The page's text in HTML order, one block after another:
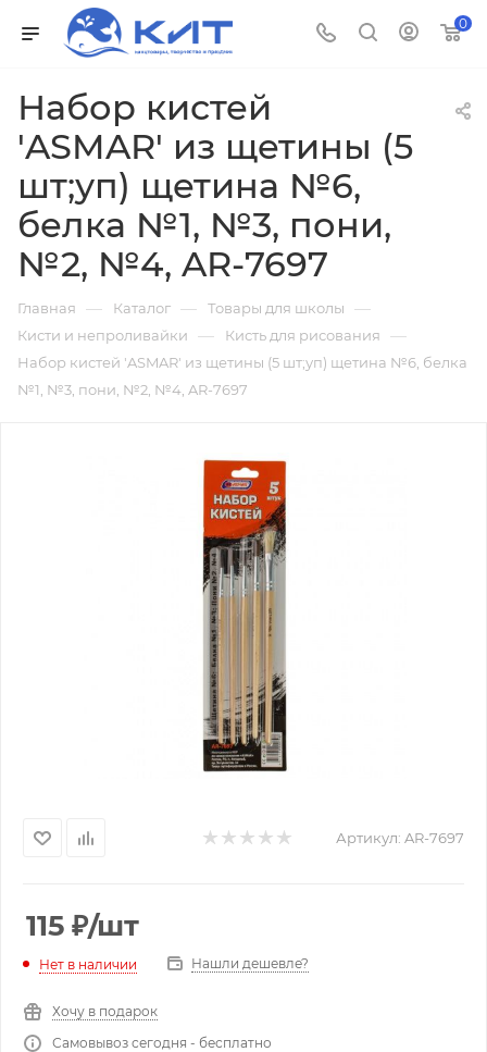
0
Набор кистей
'ASMAR' из щетины (5
шт;уп) щетина №6,
белка №1, №3, пони,
№2, №4, AR-7697
Главная — Каталог — Товары для школы —
Кисти и непроливайки — Кисть для рисования —
Набор кистей 'ASMAR' из щетины (5 шт;уп) щетина №6, белка
№1, №3, пони, №2, №4, AR-7697
Артикул: AR-7697
115 ₽/шт
Нет в наличии Нашли дешевле?
Хочу в подарок
Самовывоз сегодня - бесплатно